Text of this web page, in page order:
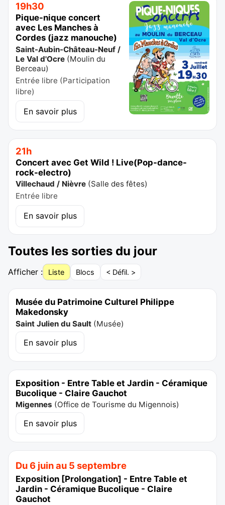
19h30
Pique-nique concert
avec Les Manches à
Cordes (jazz manouche)
Saint-Aubin-Château-Neuf /
Le Val d'Ocre (Moulin du
Berceau)
Entrée libre (Participation
libre)
En savoir plus
21h
Concert avec Get Wild ! Live(Pop-dance-
rock-electro)
Villechaud / Nièvre (Salle des fêtes)
Entrée libre
En savoir plus
Toutes les sorties du jour
Afficher : Liste Blocs < Défil. >
Musée du Patrimoine Culturel Philippe
Makedonsky
Saint Julien du Sault (Musée)
En savoir plus
Exposition - Entre Table et Jardin - Céramique
Bucolique - Claire Gauchot
Migennes (Office de Tourisme du Migennois)
En savoir plus
Du 6 juin au 5 septembre
Exposition [Prolongation] - Entre Table et
Jardin - Céramique Bucolique - Claire
Gauchot